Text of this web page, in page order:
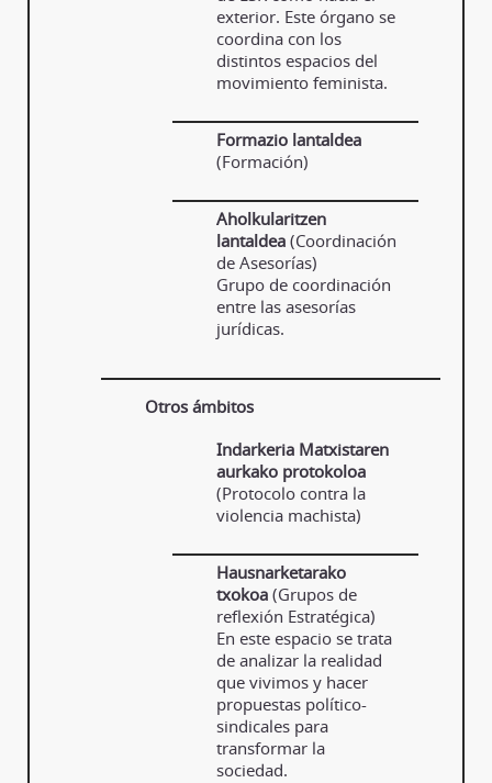
exterior. Este órgano se
coordina con los
distintos espacios del
movimiento feminista.
Formazio lantaldea
(Formación)
Aholkularitzen
lantaldea (Coordinación
de Asesorías)
Grupo de coordinación
entre las asesorías
jurídicas.
Otros ámbitos
Indarkeria Matxistaren
aurkako protokoloa
(Protocolo contra la
violencia machista)
Hausnarketarako
txokoa (Grupos de
reflexión Estratégica)
En este espacio se trata
de analizar la realidad
que vivimos y hacer
propuestas político-
sindicales para
transformar la
sociedad.